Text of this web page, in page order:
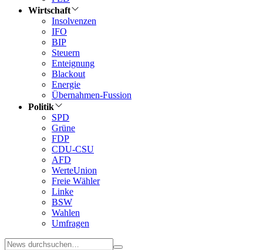
Wirtschaft
Insolvenzen
IFO
BIP
Steuern
Enteignung
Blackout
Energie
Übernahmen-Fussion
Politik
SPD
Grüne
FDP
CDU-CSU
AFD
WerteUnion
Freie Wähler
Linke
BSW
Wahlen
Umfragen